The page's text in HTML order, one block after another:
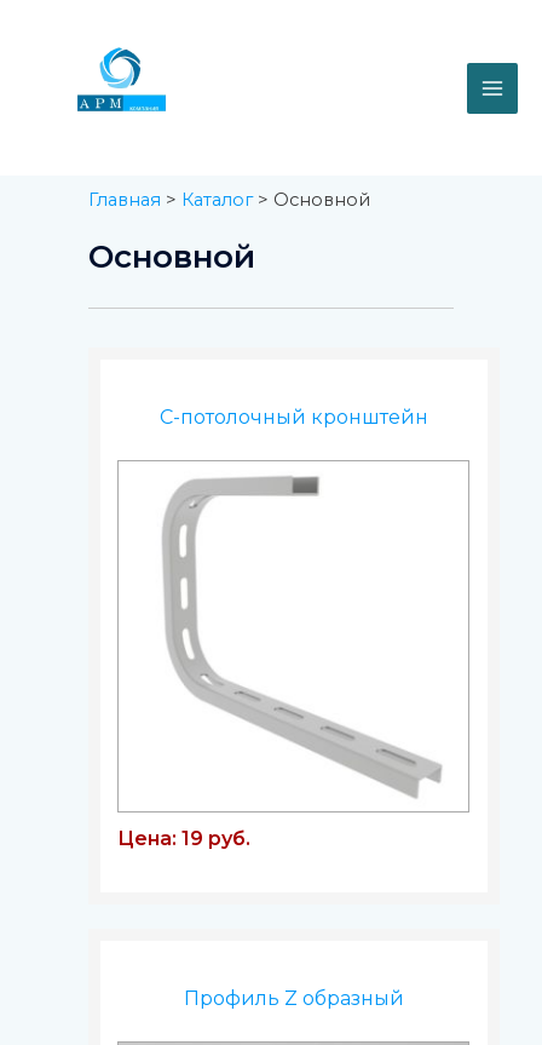
содержимому
Главная > Каталог> Основной
Основной
С-потолочный кронштейн
Цена: 19 руб.
Профиль Z образный